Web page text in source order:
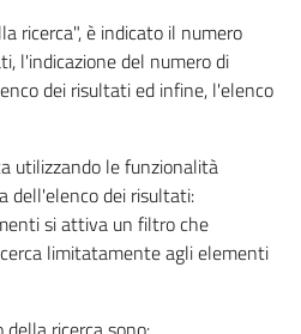
ricerca", è indicato il numero
l'indicazione del numero di
dei risultati ed infine, l'elenco
utilizzando le funzionalità
dell'elenco dei risultati:
si attiva un filtro che
limitatamente agli elementi